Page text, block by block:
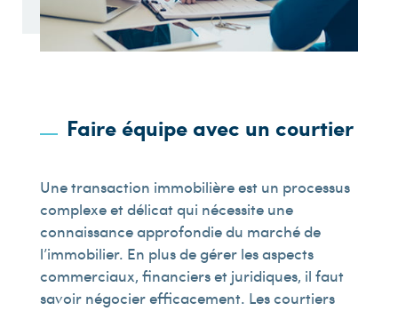
Faire équipe avec un courtier
Une transaction immobilière est un processus
complexe et délicat qui nécessite une
connaissance approfondie du marché de
l’immobilier. En plus de gérer les aspects
commerciaux, financiers et juridiques, il faut
savoir négocier efficacement. Les courtiers